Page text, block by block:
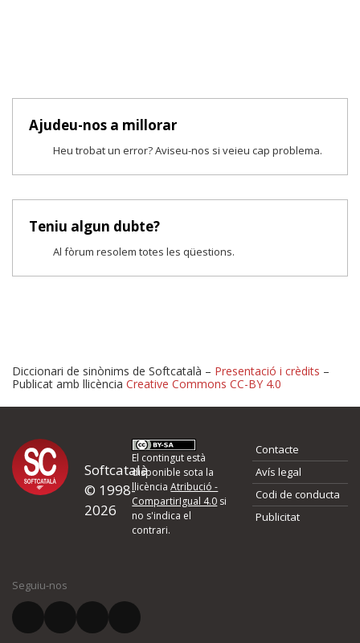
Ajudeu-nos a millorar
Heu trobat un error? Aviseu-nos si veieu cap problema.
Teniu algun dubte?
Al fòrum resolem totes les qüestions.
Proposeu-nos millores o
d'errors
Si heu trobat un error o voleu proposar alguna millora, ompliu els
quina és la millora que proposeu o l'error del qual voleu informar-
El vostre correu electrònic *
Diccionari de sinònims de Softcatalà – Presentació i crèdits –
Publicat amb llicència Creative Commons CC-BY 4.0
Softcatalà
© 1998-
2026
El contingut està
disponible sota la
llicènciaAtribució -
CompartirIgual 4.0 si
no s'indica el
contrari.
Contacte
Avís legal
Codi de conducta
Publicitat
Seguiu-nos